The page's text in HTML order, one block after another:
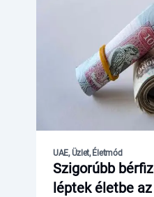
UAE, Üzlet, Életmód
Szigorúbb
léptek életbe